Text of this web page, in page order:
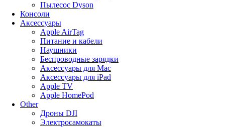
Пылесос Dyson
Консоли
Аксессуары
Apple AirTag
Питание и кабели
Наушники
Беспроводные зарядки
Аксессуары для Mac
Аксессуары для iPad
Apple TV
Apple HomePod
Other
Дроны DJI
Электросамокаты